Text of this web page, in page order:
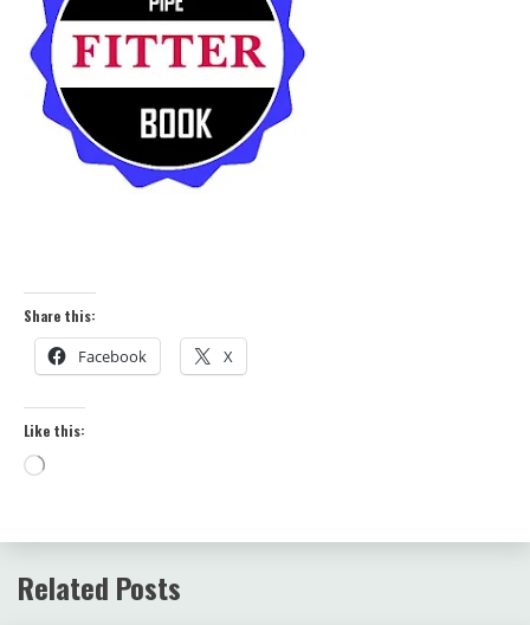
Share this:
Facebook X
Like this:
Loading…
Related Posts